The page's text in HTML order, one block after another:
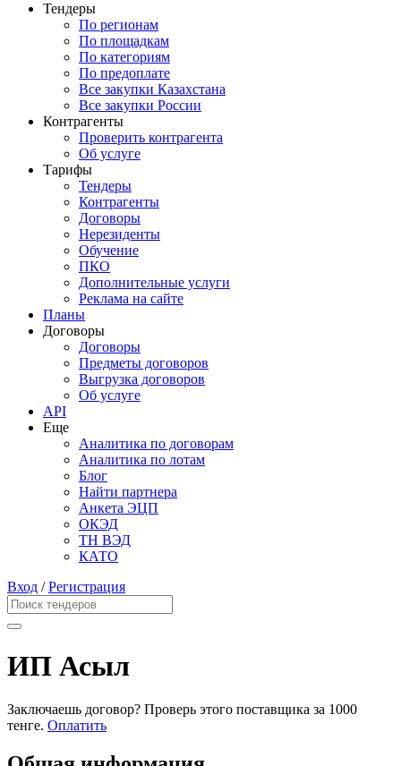
Тендеры
По регионам
По площадкам
По категориям
По предоплате
Все закупки Казахстана
Все закупки России
Контрагенты
Проверить контрагента
Об услуге
Тарифы
Тендеры
Контрагенты
Договоры
Нерезиденты
Обучение
ПКО
Дополнительные услуги
Реклама на сайте
Планы
Договоры
Договоры
Предметы договоров
Выгрузка договоров
Об услуге
API
Еще
Аналитика по договорам
Аналитика по лотам
Блог
Найти партнера
Анкета ЭЦП
ОКЭД
ТН ВЭД
КАТО
Вход /Регистрация
ИП Асыл
Заключаешь договор? Проверь этого поставщика за 1000
тенге. Оплатить